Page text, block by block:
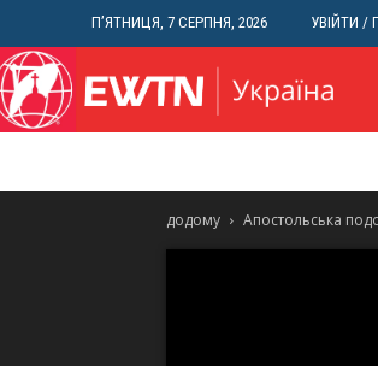
П’ЯТНИЦЯ, 7 СЕРПНЯ, 2026 УВІЙТИ /
додому Апостольська